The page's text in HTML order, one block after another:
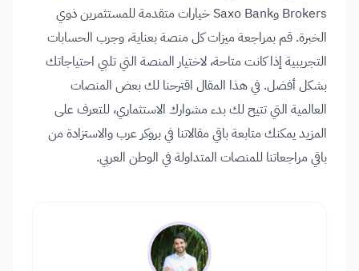
Brokers وSaxo Bank خيارات متقدمة للمستثمرين ذوي
الخبرة. قم بمراجعة ميزات كل منصة بعناية، وجرب الحسابات
التجريبية إذا كانت متاحة، لاختيار المنصة التي تلبي احتياجاتك
بشكل أفضل. في هذا المقال اقترحنا لك بعض المنصات
العالمية التي تتيح لك بدء مشوارك الاستثماري، للتعرف على
المزيد يمكنك متابعة باقي مقالاتنا في بروكر عرب والاستزادة من
باقي مراجعاتنا للمنصات المتداولة في الوطن العربي.